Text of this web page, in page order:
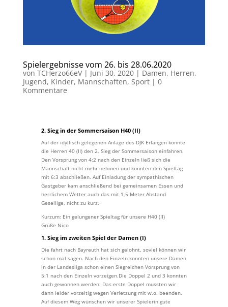
Spielergebnisse vom 26. bis 28.06.2020
von TCHerzo66eV| Juni 30, 2020| Damen, Herren,
Jugend, Kinder, Mannschaften, Sport| 0
Kommentare
2. Sieg in der Sommersaison H40 (II)
Auf der idyllisch gelegenen Anlage des DJK Erlangen konnte
die Herren 40 (II) den 2. Sieg der Sommersaison einfahren.
Den Vorsprung von 4:2 nach den Einzeln ließ sich die
Mannschaft nicht mehr nehmen und konnten den Spieltag
mit 6:3 abschließen. Auf Einladung der sympathischen
Gastgeber kam anschließend bei gemeinsamen Essen und
herrlichem Wetter auch das mit 1,5 Meter Abstand
Gesellige, nicht zu kurz.
Kurzum: Ein gelungener Spieltag für unsere H40 (II)
Grüße Nico
1. Sieg im zweiten Spiel der Damen (I)
Die fahrt nach Bayreuth hat sich gelohnt, soviel können wir
schon mal sagen. Nach den Einzeln konnten unsere Damen
in der Landesliga schon einen Siegreichen Vorsprung von
5:1 nach den Einzeln vorzeigen.Die Doppel 2 und 3 konnten
auch gewonnen werden. Das erste Doppel mussten wir
dann leider vorzeitig wegen Verletzung mit w.o. beenden.
Auf diesem Weg wünschen wir unserer Spielerin gute